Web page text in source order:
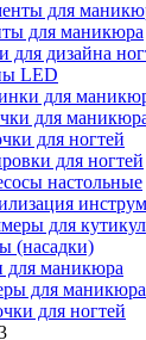
для маникюра
для дизайна
LED
для
для
для ногтей
для ногтей
настольные
для кутикул
(насадки)
для маникюра
для маникюра
для ногтей